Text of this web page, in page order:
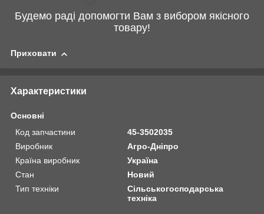
Будемо раді допомогти Вам з вибором якісного
товару!
Приховати
Характеристики
Основні
Код запчастини
45-3502035
Виробник
Агро-Дніпро
Країна виробник
Україна
Стан
Новий
Тип техніки
Сільськогосподарська
техніка